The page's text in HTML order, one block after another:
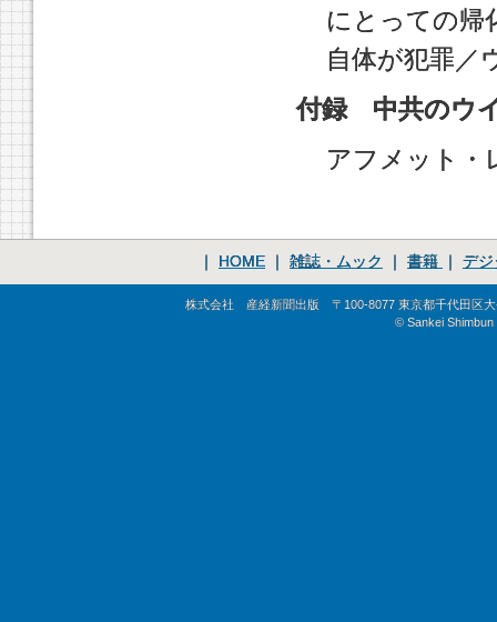
にとっての帰
自体が犯罪／
付録 中共のウ
アフメット・
HOME 雑誌・ムック 書籍 デ
株式会社 産経新聞出版 〒100-8077 東京都千代田区
© Sankei Shimbun